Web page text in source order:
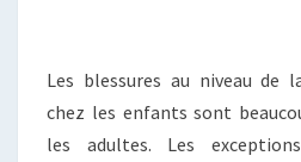
Les blessures au niveau de
chez les enfants sont
les adultes. Les